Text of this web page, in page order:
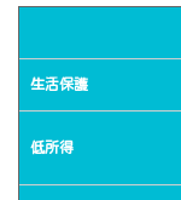
生活保護
低所得